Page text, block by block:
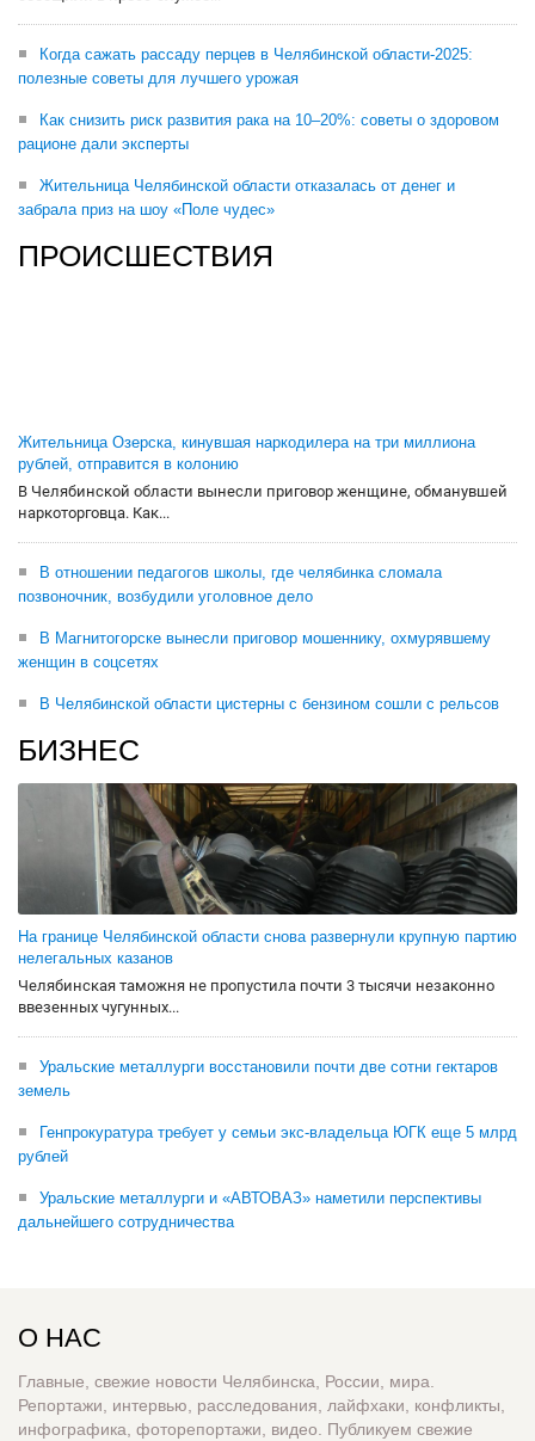
Когда сажать рассаду перцев в Челябинской области-2025:
полезные советы для лучшего урожая
Как снизить риск развития рака на 10–20%: советы о здоровом
рационе дали эксперты
Жительница Челябинской области отказалась от денег и
забрала приз на шоу «Поле чудес»
ПРОИСШЕСТВИЯ
Жительница Озерска, кинувшая наркодилера на три миллиона
рублей, отправится в колонию
В Челябинской области вынесли приговор женщине, обманувшей
наркоторговца. Как...
В отношении педагогов школы, где челябинка сломала
позвоночник, возбудили уголовное дело
В Магнитогорске вынесли приговор мошеннику, охмурявшему
женщин в соцсетях
В Челябинской области цистерны с бензином сошли с рельсов
БИЗНЕС
На границе Челябинской области снова развернули крупную партию
нелегальных казанов
Челябинская таможня не пропустила почти 3 тысячи незаконно
ввезенных чугунных...
Уральские металлурги восстановили почти две сотни гектаров
земель
Генпрокуратура требует у семьи экс-владельца ЮГК еще 5 млрд
рублей
Уральские металлурги и «АВТОВАЗ» наметили перспективы
дальнейшего сотрудничества
О НАС
Главные, свежие новости Челябинска, России, мира.
Репортажи, интервью, расследования, лайфхаки, конфликты,
инфографика, фоторепортажи, видео. Публикуем свежие